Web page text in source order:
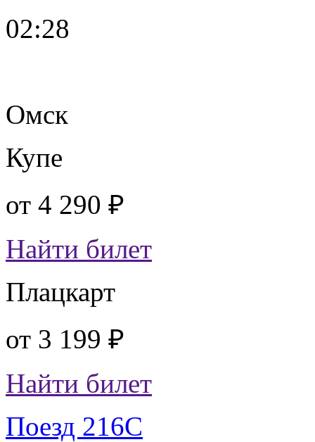
02:28
Омск
Купе
от 4 290 ₽
Найти билет
Плацкарт
от 3 199 ₽
Найти билет
Поезд 216С